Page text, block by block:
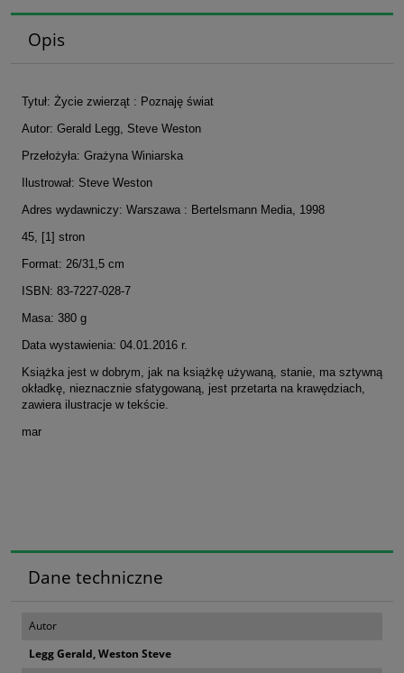
Opis
Tytuł: Życie zwierząt : Poznaję świat
Autor: Gerald Legg, Steve Weston
Przełożyła: Grażyna Winiarska
Ilustrował: Steve Weston
Adres wydawniczy: Warszawa : Bertelsmann Media, 1998
45, [1] stron
Format: 26/31,5 cm
ISBN: 83-7227-028-7
Masa: 380 g
Data wystawienia: 04.01.2016 r.
Książka jest w dobrym, jak na książkę używaną, stanie, ma sztywną
okładkę, nieznacznie sfatygowaną, jest przetarta na krawędziach,
zawiera ilustracje w tekście.
mar
Dane techniczne
Autor
Legg Gerald, Weston Steve